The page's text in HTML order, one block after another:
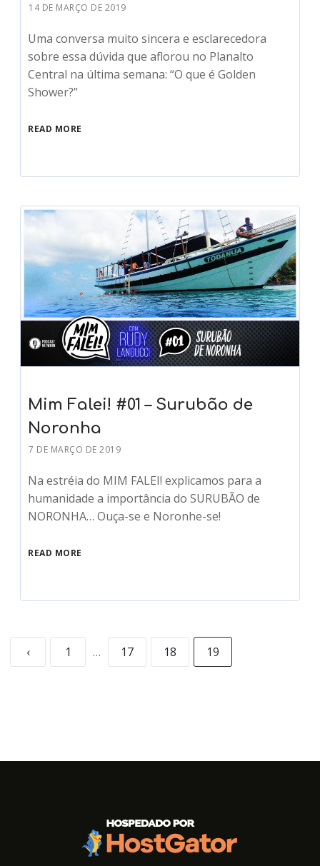
14 DE MARÇO DE 2019
Uma conversa muito sincera e esclarecedora
sobre essa dúvida que aflorou no Planalto
Central na última semana: “O que é Golden
Shower?”
READ MORE
Mim Falei! #01 – Surubão de
Noronha
7 DE MARÇO DE 2019
Na estréia do MIM FALEI! explicamos para a
humanidade a importância do SURUBÃO de
NORONHA… Ouça-se e Noronhe-se!
READ MORE
‹ 1 … 17 18 19